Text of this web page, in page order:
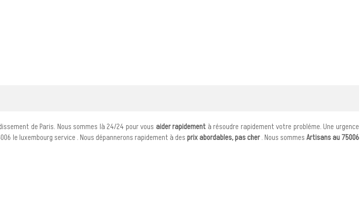
de Paris. Nous sommes là 24/24 pour vous aider rapidement à résoudre rapidement votre probléme. Une urgence
le luxembourg service . Nous dépannerons rapidement à desprix abordables, pas cher. Nous sommesArtisans au 75006